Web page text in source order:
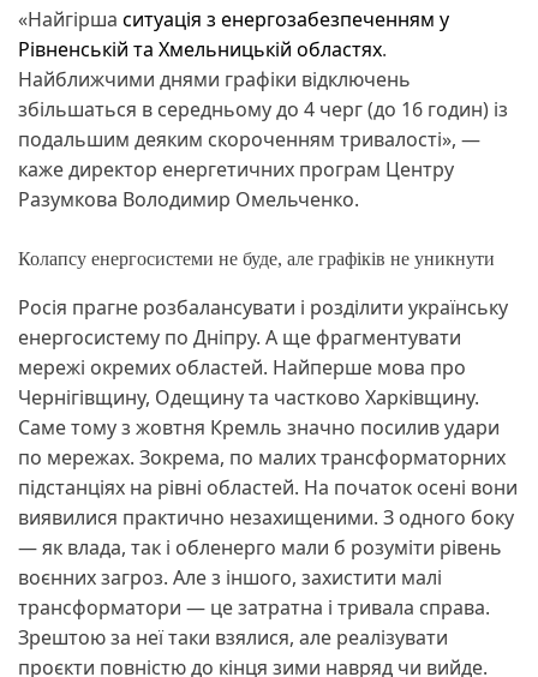
«Найгірша ситуація з енергозабезпеченням у
Рівненській та Хмельницькій областях.
Найближчими днями графіки відключень
збільшаться в середньому до 4 черг (до 16 годин) із
подальшим деяким скороченням тривалості», —
каже директор енергетичних програм Центру
Разумкова Володимир Омельченко.
Колапсу енергосистеми не буде, але графіків не уникнути
Росія прагне розбалансувати і розділити українську
енергосистему по Дніпру. А ще фрагментувати
мережі окремих областей. Найперше мова про
Чернігівщину, Одещину та частково Харківщину.
Саме тому з жовтня Кремль значно посилив удари
по мережах. Зокрема, по малих трансформаторних
підстанціях на рівні областей. На початок осені вони
виявилися практично незахищеними. З одного боку
— як влада, так і обленерго мали б розуміти рівень
воєнних загроз. Але з іншого, захистити малі
трансформатори — це затратна і тривала справа.
Зрештою за неї таки взялися, але реалізувати
проєкти повністю до кінця зими навряд чи вийде.